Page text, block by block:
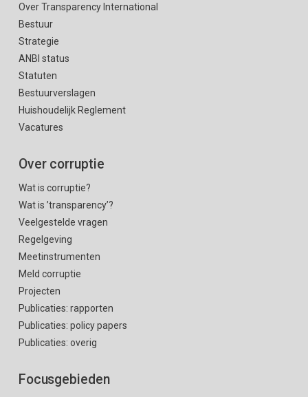
Over Transparency International
Bestuur
Strategie
ANBI status
Statuten
Bestuurverslagen
Huishoudelijk Reglement
Vacatures
Over corruptie
Wat is corruptie?
Wat is ’transparency’?
Veelgestelde vragen
Regelgeving
Meetinstrumenten
Meld corruptie
Projecten
Publicaties: rapporten
Publicaties: policy papers
Publicaties: overig
Focusgebieden